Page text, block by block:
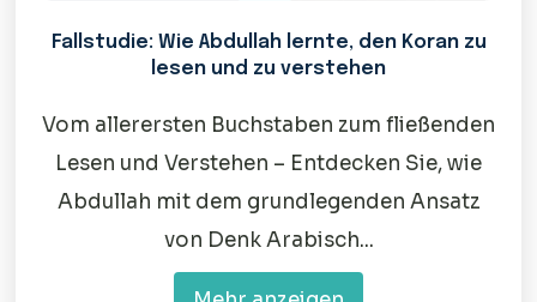
Fallstudie: Wie Abdullah lernte, den Koran zu
lesen und zu verstehen
Vom allerersten Buchstaben zum fließenden
Lesen und Verstehen – Entdecken Sie, wie
Abdullah mit dem grundlegenden Ansatz
von Denk Arabisch...